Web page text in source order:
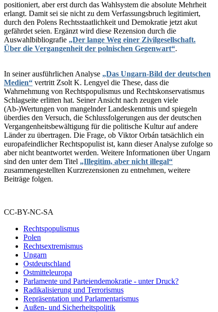
positioniert, aber erst durch das Wahlsystem die absolute Mehrheit
erlangt. Damit sei sie nicht zu dem Verfassungsbruch legitimiert,
durch den Polens Rechtsstaatlichkeit und Demokratie jetzt akut
gefährdet seien. Ergänzt wird diese Rezension durch die
Auswahlbibliografie „Der lange Weg einer Zivilgesellschaft.
Über die Vergangenheit der polnischen Gegenwart“.
In seiner ausführlichen Analyse „Das Ungarn-Bild der deutschen
Medien“ vertritt Zsolt K. Lengyel die These, dass die
Wahrnehmung von Rechtspopulismus und Rechtskonservatismus
Schlagseite erlitten hat. Seiner Ansicht nach zeugen viele
(Ab-)Wertungen von mangelnder Landeskenntnis und spiegeln
überdies den Versuch, die Schlussfolgerungen aus der deutschen
Vergangenheitsbewältigung für die politische Kultur auf andere
Länder zu übertragen. Die Frage, ob Viktor Orbán tatsächlich ein
europafeindlicher Rechtspopulist ist, kann dieser Analyse zufolge so
aber nicht beantwortet werden. Weitere Informationen über Ungarn
sind den unter dem Titel „Illegitim, aber nicht illegal“
zusammengestellten Kurzrezensionen zu entnehmen, weitere
Beiträge folgen.
CC-BY-NC-SA
Rechtspopulismus
Polen
Rechtsextremismus
Ungarn
Ostdeutschland
Ostmitteleuropa
Parlamente und Parteiendemokratie - unter Druck?
Radikalisierung und Terrorismus
Repräsentation und Parlamentarismus
Außen- und Sicherheitspolitik